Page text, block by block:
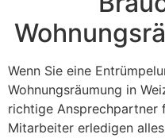
Wenn Sie eine
Wohnungsräumung in
richtige Ansprechpartner
Mitarbeiter erledigen